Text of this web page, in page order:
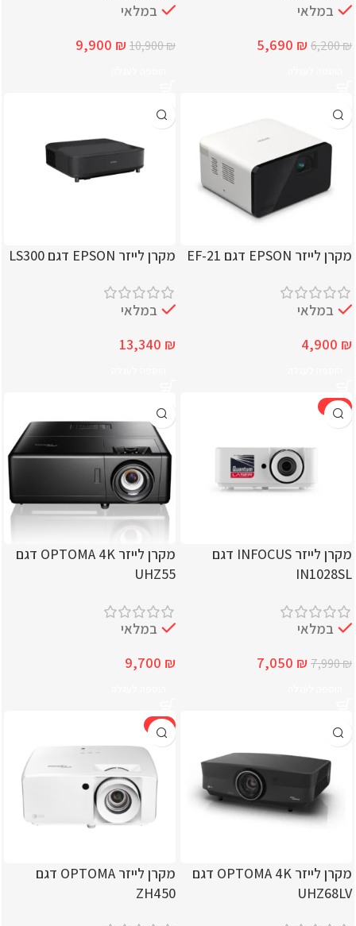
במלאי
6,200₪
5,690 ₪
במלאי
10,900₪
9,900 ₪
מקרן לייזר EPSON דגם EF-21
במלאי
4,900 ₪
מקרן לייזר EPSON דגם LS300
במלאי
13,340 ₪
-12%
מקרן לייזר INFOCUS דגם
IN1028SL
במלאי
7,990₪
7,050 ₪
מקרן לייזר OPTOMA 4K דגם
UHZ55
במלאי
9,700 ₪
מקרן לייזר OPTOMA 4K דגם
UHZ68LV
-4%
מקרן לייזר OPTOMA דגם
ZH450